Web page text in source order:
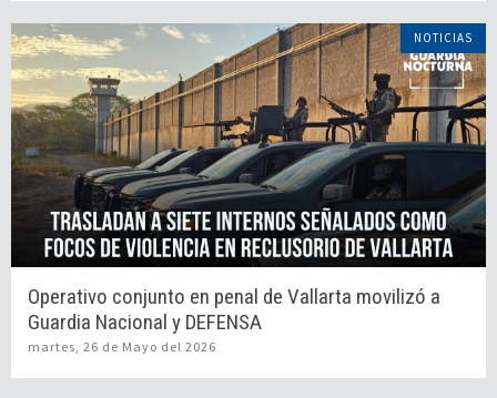
NOTICIAS
Operativo conjunto en penal de Vallarta movilizó a
Guardia Nacional y DEFENSA
martes, 26 de Mayo del 2026